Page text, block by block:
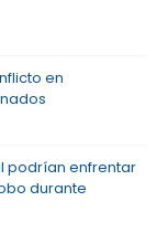
en
podrían enfrentar
durante